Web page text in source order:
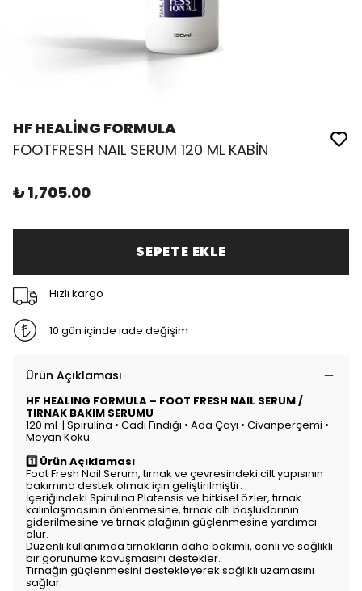
HF HEALİNG FORMULA
FOOTFRESH NAIL SERUM 120 ML KABİN
₺ 1,705.00
SEPETE EKLE
Hızlı kargo
10 gün içinde iade değişim
Ürün Açıklaması
HF HEALING FORMULA – FOOT FRESH NAIL SERUM /
TIRNAK BAKIM SERUMU
120 ml | Spirulina • Cadı Fındığı • Ada Çayı • Civanperçemi •
Meyan Kökü
1️⃣ Ürün Açıklaması
Foot Fresh Nail Serum, tırnak ve çevresindeki cilt yapısının
bakımına destek olmak için geliştirilmiştir.
İçeriğindeki Spirulina Platensis ve bitkisel özler, tırnak
kalınlaşmasının önlenmesine, tırnak altı boşluklarının
giderilmesine ve tırnak plağının güçlenmesine yardımcı
olur.
Düzenli kullanımda tırnakların daha bakımlı, canlı ve sağlıklı
bir görünüme kavuşmasını destekler.
Tırnağın güçlenmesini destekleyerek sağlıklı uzamasını
sağlar.